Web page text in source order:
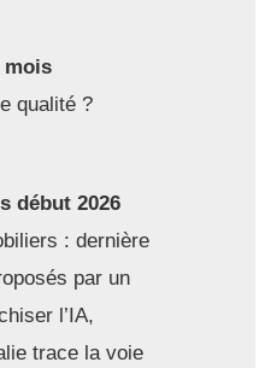
mois
qualité ?
début 2026
: dernière
par un
l’IA,
trace la voie